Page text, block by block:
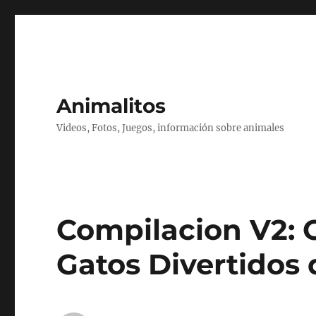
Animalitos
Videos, Fotos, Juegos, información sobre animales
Compilacion V2:
Gatos Divertidos